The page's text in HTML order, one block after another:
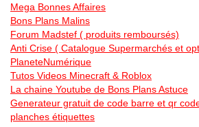
Mega Bonnes Affaires
Bons Plans Malins
Forum Madstef ( produits remboursés)
Anti Crise ( Catalogue Supermarchés et
PlaneteNumérique
Tutos Videos Minecraft & Roblox
La chaine Youtube de Bons Plans Astuce
Generateur gratuit de code barre et qr
planches étiquettes